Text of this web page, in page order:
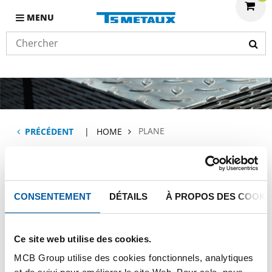
CONSENTEMENT DÉTAILS À PROPOS DES
Ce site web utilise des cookies.
MCB Group utilise des cookies fonctionnels, analytiques
MENU
PRÉCÉDENT HOME PLANE
Plane